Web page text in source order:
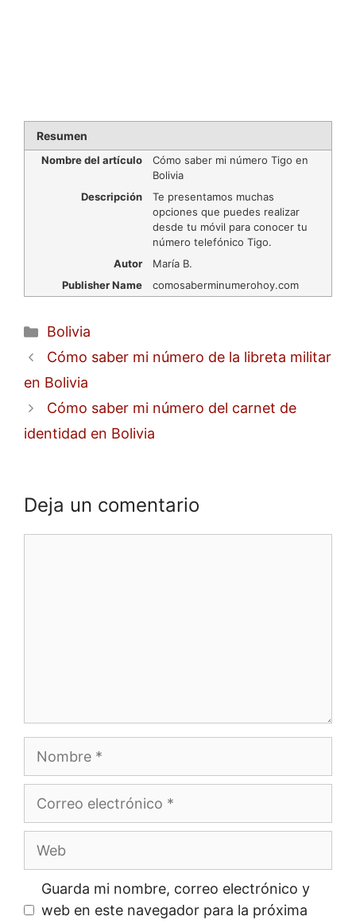
Resumen
Nombre del artículo
Cómo saber mi número Tigo en
Bolivia
Descripción
Te presentamos muchas
opciones que puedes realizar
desde tu móvil para conocer tu
número telefónico Tigo.
Autor
María B.
Publisher Name
comosaberminumerohoy.com
Categorías
Bolivia
Cómo saber mi número de la libreta militar
en Bolivia
Cómo saber mi número del carnet de
identidad en Bolivia
Deja un comentario
Nombre
Correo
Web
Guarda mi nombre, correo electrónico y
web en este navegador para la próxima